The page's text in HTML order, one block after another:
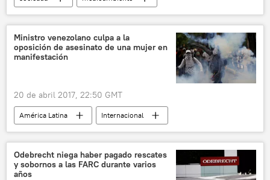
Internacional
Argentina
Monsanto
Bayer AG
Tribunal Internacional Monsanto
agrotóxicos
agroindustria
glifosato
Ministro venezolano culpa a la
oposición de asesinato de una mujer en
manifestación
20 de abril 2017, 22:50 GMT
América Latina
Internacional
Venezuela
Néstor Reverol
asesinato
protestas
noticias
Odebrecht niega haber pagado rescates
y sobornos a las FARC durante varios
años